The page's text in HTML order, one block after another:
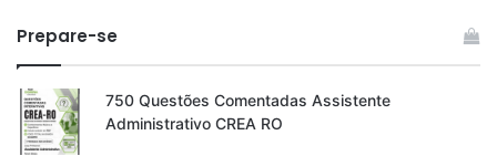
Prepare-se
750 Questões Comentadas Assistente
Administrativo CREA RO